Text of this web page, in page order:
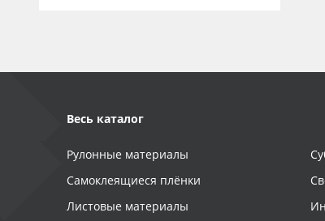
Весь каталог
Рулонные материалы
Самоклеящиеся плёнки
Листовые материалы